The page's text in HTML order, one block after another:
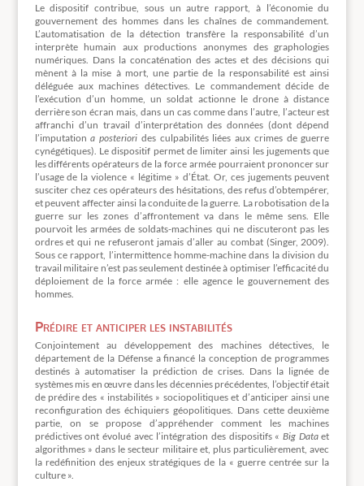
Le dispositif contribue, sous un autre rapport, à l’économie du
gouvernement des hommes dans les chaînes de commandement.
L’automatisation de la détection transfère la responsabilité d’un
interprète humain aux productions anonymes des graphologies
numériques. Dans la concaténation des actes et des décisions qui
mènent à la mise à mort, une partie de la responsabilité est ainsi
déléguée aux machines détectives. Le commandement décide de
l’exécution d’un homme, un soldat actionne le drone à distance
derrière son écran mais, dans un cas comme dans l’autre, l’acteur est
affranchi d’un travail d’interprétation des données (dont dépend
l’imputationa posteriori des culpabilités liées aux crimes de guerre
cynégétiques). Le dispositif permet de limiter ainsi les jugements que
les différents opérateurs de la force armée pourraient prononcer sur
l’usage de la violence « légitime » d’État. Or, ces jugements peuvent
susciter chez ces opérateurs des hésitations, des refus d’obtempérer,
et peuvent affecter ainsi la conduite de la guerre. La robotisation de la
guerre sur les zones d’affrontement va dans le même sens. Elle
pourvoit les armées de soldats-machines qui ne discuteront pas les
ordres et qui ne refuseront jamais d’aller au combat (Singer, 2009).
Sous ce rapport, l’intermittence homme-machine dans la division du
travail militaire n’est pas seulement destinée à optimiser l’efficacité du
déploiement de la force armée : elle agence le gouvernement des
hommes.
Prédire et anticiper les instabilités
Conjointement au développement des machines détectives, le
département de la Défense a financé la conception de programmes
destinés à automatiser la prédiction de crises. Dans la lignée de
systèmes mis en œuvre dans les décennies précédentes, l’objectif était
de prédire des « instabilités » sociopolitiques et d’anticiper ainsi une
reconfiguration des échiquiers géopolitiques. Dans cette deuxième
partie, on se propose d’appréhender comment les machines
prédictives ont évolué avec l’intégration des dispositifs «Big Dataet
algorithmes » dans le secteur militaire et, plus particulièrement, avec
la redéfinition des enjeux stratégiques de la « guerre centrée sur la
culture ».